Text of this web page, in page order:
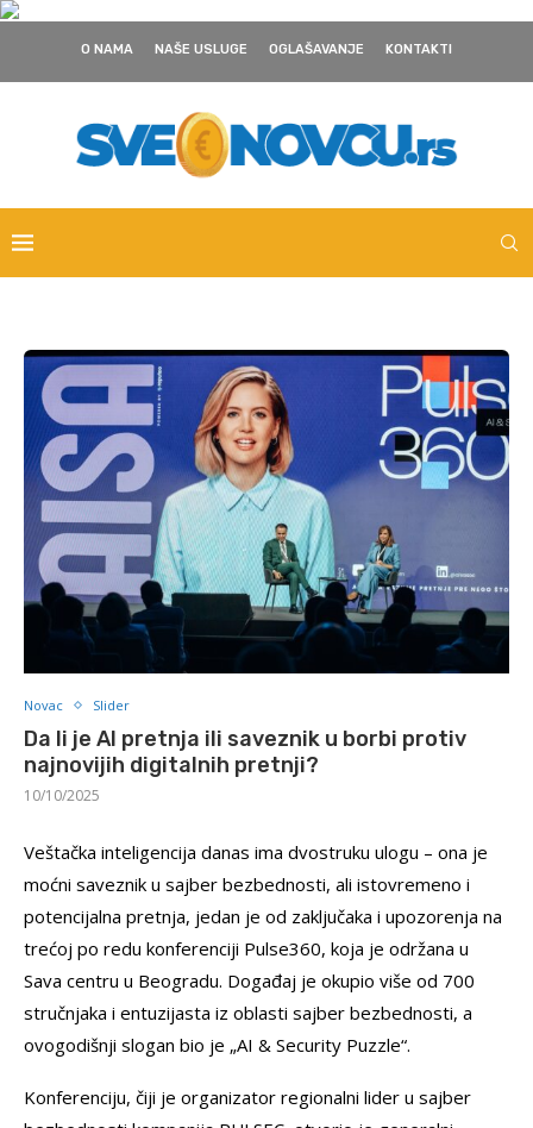
O NAMA NAŠE USLUGE OGLAŠAVANJE KONTAKTI
Novac Slider
Da li je AI pretnja ili saveznik u borbi protiv
najnovijih digitalnih pretnji?
10/10/2025
Veštačka inteligencija danas ima dvostruku ulogu – ona je
moćni saveznik u sajber bezbednosti, ali istovremeno i
potencijalna pretnja, jedan je od zaključaka i upozorenja na
trećoj po redu konferenciji Pulse360, koja je održana u
Sava centru u Beogradu. Događaj je okupio više od 700
stručnjaka i entuzijasta iz oblasti sajber bezbednosti, a
ovogodišnji slogan bio je „AI & Security Puzzle“.
Konferenciju, čiji je organizator regionalni lider u sajber